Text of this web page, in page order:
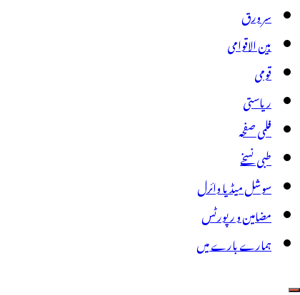
سر ورق
بین الاقوامی
قومی
ریاستی
فلمی صفحہ
طبی نسخے
سوشل میڈیا وائرل
مضامین و رپورٹس
ہمارے بارے میں